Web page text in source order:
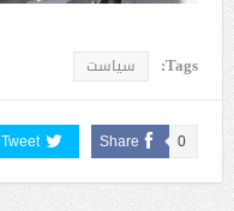
Tags: سیاست
Share 0
Tweet